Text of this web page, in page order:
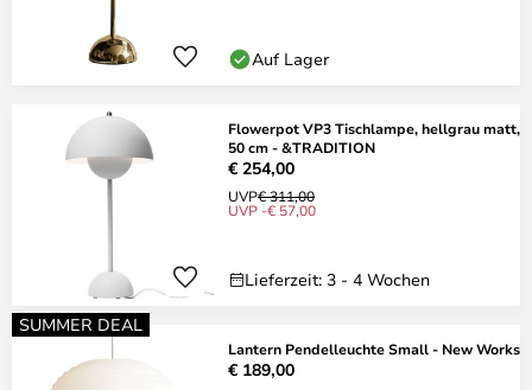
Auf Lager
Flowerpot VP3 Tischlampe, hellgrau matt,
50 cm - &TRADITION
€ 254,00
UVP€ 311,00
UVP -€ 57,00
Lieferzeit: 3 - 4 Wochen
SUMMER DEAL
Lantern Pendelleuchte Small - New Works
€ 189,00